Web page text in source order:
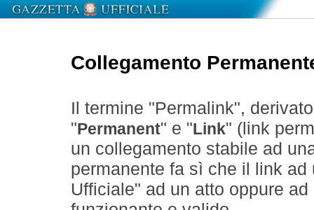
Collegamento
Il termine "Permalink",
" Permanent" e " Link" (link
un collegamento stabile ad
permanente fa sì che il link
Ufficiale" ad un atto oppure